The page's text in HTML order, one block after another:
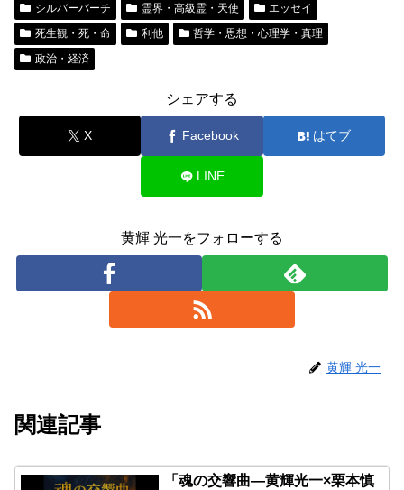
シルバーバーチ 霊界・高級霊・天使
エッセイ
死生観・死・命
利他
哲学・思想・心理学・真理
政治・経済
シェアする
X Facebook はてブ
LINE
黄輝 光一をフォローする
黄輝 光一
関連記事
「魂の交響曲―黄輝光一×栗本慎